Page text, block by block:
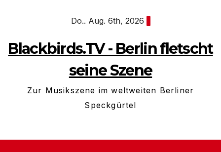
Do.. Aug. 6th, 2026
Blackbirds.TV - Berlin fletscht
seine Szene
Zur Musikszene im weltweiten Berliner
Speckgürtel